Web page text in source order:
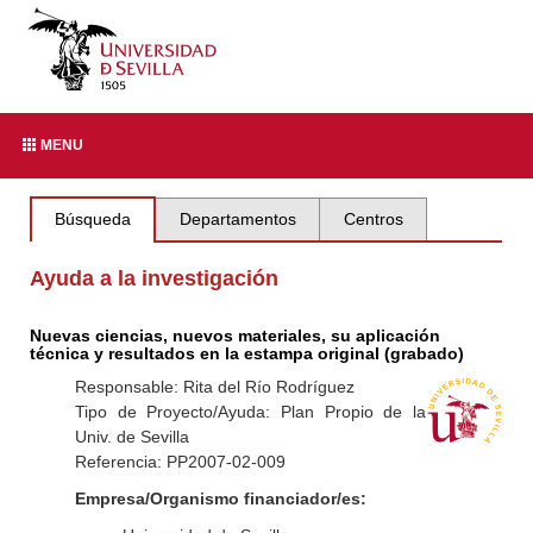
MENU
Búsqueda Departamentos Centros
Ayuda a la investigación
Nuevas ciencias, nuevos materiales, su aplicación
técnica y resultados en la estampa original (grabado)
Responsable: Rita del Río Rodríguez
Tipo de Proyecto/Ayuda: Plan Propio de la
Univ. de Sevilla
Referencia: PP2007-02-009
Empresa/Organismo financiador/es: